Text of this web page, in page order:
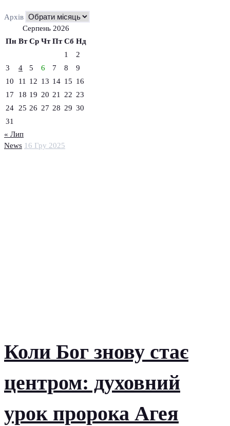
News 16 Гру 2025
Коли Бог знову стає
центром: духовний
урок пророка Агея
Архів
Серпень 2026
Пн Вт Ср Чт Пт Сб Нд
1
2
3
4 5 6 7 8
9
10
11 12 13 14 15 16
17
18 19 20 21 22 23
24
25 26 27 28 29 30
31
« Лип